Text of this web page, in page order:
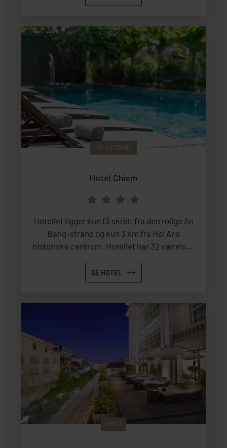
omgivet af solsenge og parasoller. Hotellet
cykel, hvis man ønsker det, ud til An Bang-
stranden, hvor man har et privat
strandstykke med solsenge.
HOI AN STRAND
Hotel Chiem
Hotellet ligger kun få skridt fra den rolige An
Bang-strand og kun 3 km fra Hoi Ans
historiske centrum. Hotellet har 32 værelser,
SE HOTEL
HANOI